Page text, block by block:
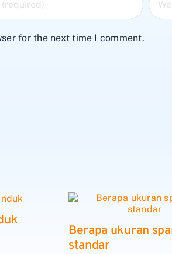
for the next time I comment.
Berapa ukuran
standar